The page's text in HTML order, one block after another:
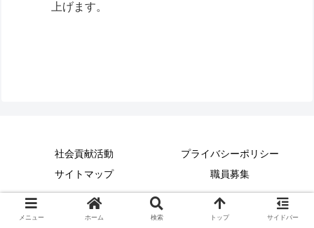
上げます。
社会貢献活動
プライバシーポリシー
サイトマップ
職員募集
Copyright © 2020 医療法人 陽山会 井後眼科 All Rights Reserved.
メニュー ホーム 検索 トップ サイドバー